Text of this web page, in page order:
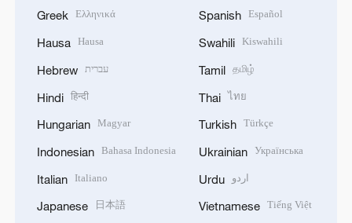
Greek Ελληνικά
Hausa Hausa
Hebrew עברית
Hindi हिन्दी
Hungarian Magyar
Indonesian Bahasa Indonesia
Italian Italiano
Japanese 日本語
Spanish Español
Swahili Kiswahili
Tamil தமிழ்
Thai ไทย
Turkish Türkçe
Ukrainian Українська
Urdu اردو
Vietnamese Tiếng Việt